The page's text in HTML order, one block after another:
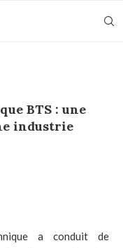
BTS : une
industrie
a conduit de